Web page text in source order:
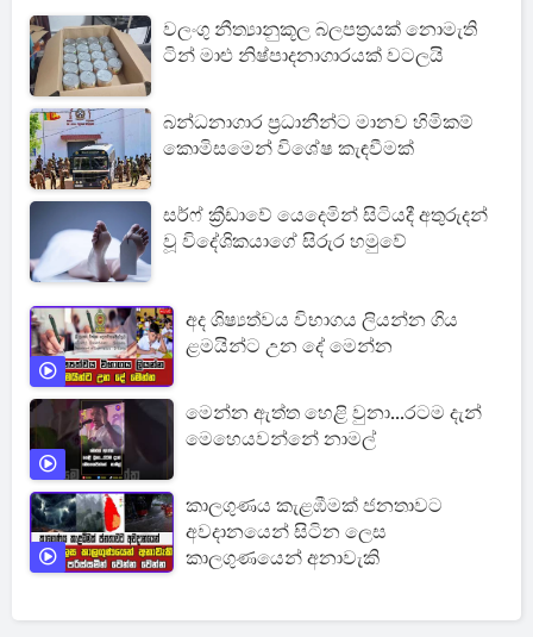
වලංගු නීත්‍යානුකූල බලපත්‍රයක් නොමැති
ටින් මාළු නිෂ්පාදනාගාරයක් වටලයි
බන්ධනාගාර ප්‍රධානීන්ට මානව හිමිකම්
කොමිසමෙන් විශේෂ කැඳවීමක්
සර්ෆ් ක්‍රීඩාවේ යෙදෙමින් සිටියදී අතුරුදන්
වූ විදේශිකයාගේ සිරුර හමුවේ
අද ශිෂ්‍යත්වය විභාගය ලියන්න ගිය
ළමයින්ට උන දේ මෙන්න
මෙන්න ඇත්ත හෙළි වුනා...රටම දැන්
මෙහෙයවන්නේ නාමල්
කාලගුණය කැළඹීමක් ජනතාවට
අවදානයෙන් සිටින ලෙස
කාලගුණයෙන් අනාවැකි